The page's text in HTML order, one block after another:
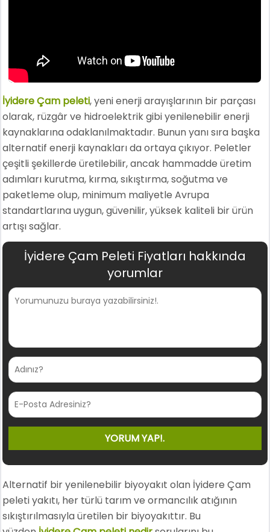
İyidere Çam peleti, yeni enerji arayışlarının bir parçası
olarak, rüzgâr ve hidroelektrik gibi yenilenebilir enerji
kaynaklarına odaklanılmaktadır. Bunun yanı sıra başka
alternatif enerji kaynakları da ortaya çıkıyor. Peletler
çeşitli şekillerde üretilebilir, ancak hammadde üretim
adımları kurutma, kırma, sıkıştırma, soğutma ve
paketleme olup, minimum maliyetle Avrupa
standartlarına uygun, güvenilir, yüksek kaliteli bir ürün
artışı sağlar.
İyidere Çam Peleti Fiyatları hakkında
yorumlar
Alternatif bir yenilenebilir biyoyakıt olan İyidere Çam
peleti yakıtı, her türlü tarım ve ormancılık atığının
sıkıştırılmasıyla üretilen bir biyoyakıttır. Bu